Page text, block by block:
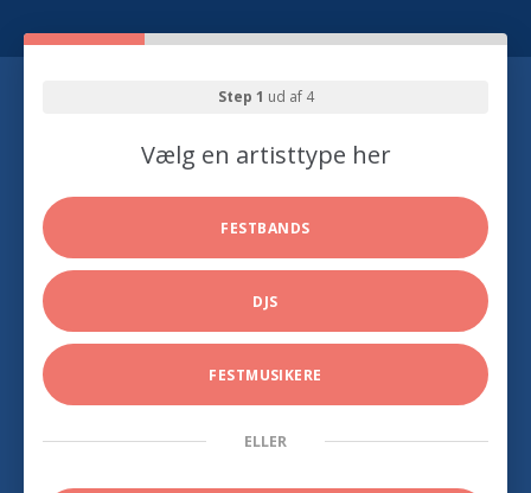
Step 1 ud af 4
Vælg en artisttype her
FESTBANDS
DJS
FESTMUSIKERE
ELLER